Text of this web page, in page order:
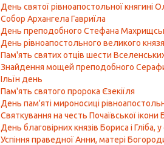
День святої рівноапостольної княгині
Собор Архангела Гавриїла
День преподобного Стефана
День рівноапостольного великого
Пам'ять святих отців шести
Знайдення мощей преподобного
Ільїн день
Пам'ять святого пророка Єзекіїля
День пам'яті мироносиці
Святкування на честь Почаївської
День благовірних князів Бориса і
Успіння праведної Анни, матері